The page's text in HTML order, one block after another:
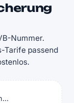
Nummer.
Tarife passend